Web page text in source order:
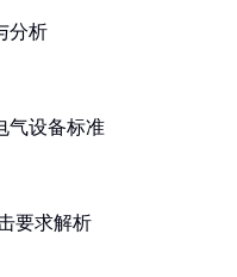
分析
气设备标准
要求解析